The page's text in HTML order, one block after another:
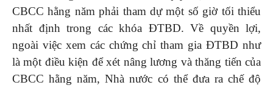
CBCC hằng năm phải tham dự một số giờ tối thiểu
nhất định trong các khóa ĐTBD. Về quyền lợi,
ngoài việc xem các chứng chỉ tham gia ĐTBD như
là một điều kiện để xét nâng lương và thăng tiến của
CBCC hằng năm, Nhà nước có thể đưa ra chế độ